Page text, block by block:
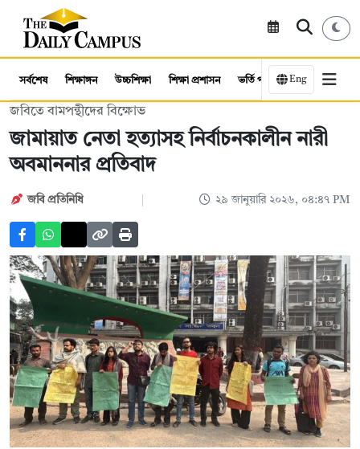
সর্বশেষ শিক্ষাঙ্গন উচ্চশিক্ষা শিক্ষা প্রশাসন ভর্তি পরীক্ষা কর্মসংস্থান
Eng
জবিতে বামপন্থীদের বিক্ষোভ
জামায়াত নেতা হত্যাসহ নির্বাচনকালীন নারী
অবমাননার প্রতিবাদ
জবি প্রতিনিধি ২৯ জানুয়ারি ২০২৬, ০৪:৪৭ PM